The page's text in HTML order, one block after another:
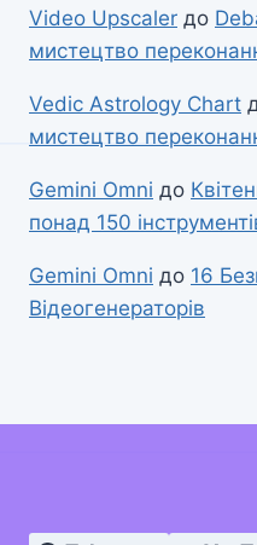
Video Upscaler до
мистецтво
Vedic Astrology Chart
мистецтво
Gemini Omni до
понад 150
Gemini Omni до 16
Відеогенераторів